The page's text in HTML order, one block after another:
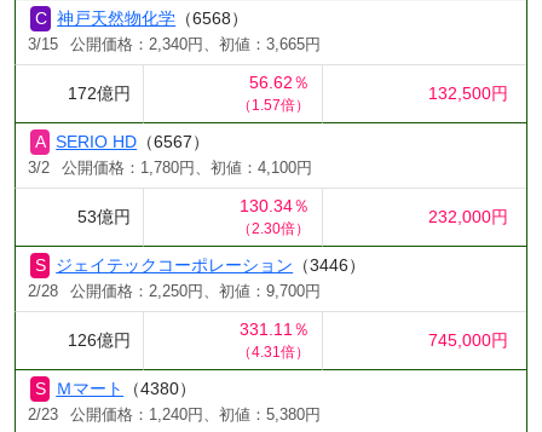
神戸天然物化学 （6568）
3/15 公開価格：2,340円、初値：3,665円
172億円
56.62％
（1.57倍）
132,500円
SERIO HD （6567）
3/2 公開価格：1,780円、初値：4,100円
53億円
130.34％
（2.30倍）
232,000円
ジェイテックコーポレーション （3446）
2/28 公開価格：2,250円、初値：9,700円
126億円
331.11％
（4.31倍）
745,000円
Ｍマート （4380）
2/23 公開価格：1,240円、初値：5,380円